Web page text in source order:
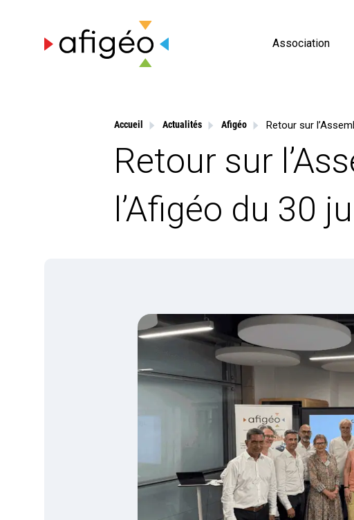
Association
Accueil Actualités Afigéo
Retour sur
l’Afigéo du 30